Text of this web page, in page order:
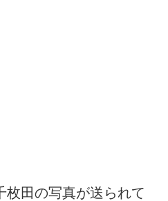
枚田の写真が送られて